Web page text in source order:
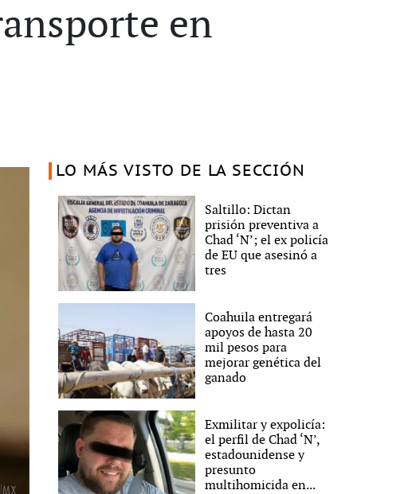
en
LO MÁS VISTO DE LA SECCIÓN
Saltillo: Dictan
prisión preventiva a
Chad ‘N’; el ex policía
de EU que asesinó a
tres
Coahuila entregará
apoyos de hasta 20
mil pesos para
mejorar genética del
ganado
Exmilitar y expolicía:
el perfil de Chad ‘N’,
estadounidense y
presunto
multihomicida en...